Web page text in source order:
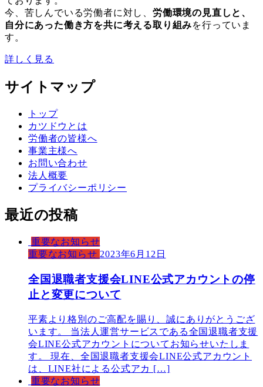
今、苦しんでいる労働者に対し、 労働環境の見直しと、
自分にあった働き方を共に考える取り組みを行っていま
す。
詳しく見る
サイトマップ
トップ
カツドウとは
労働者の皆様へ
事業主様へ
お問い合わせ
法人概要
プライバシーポリシー
最近の投稿
重要なお知らせ
重要なお知らせ 2023年6月12日
全国退職者支援会LINE公式アカウントの停
止と変更について
平素より格別のご高配を賜り、誠にありがとうござ
います。 当法人運営サービスである全国退職者支援
会LINE公式アカウントについてお知らせいたしま
す。 現在、全国退職者支援会LINE公式アカウント
は、LINE社による公式アカ […]
重要なお知らせ